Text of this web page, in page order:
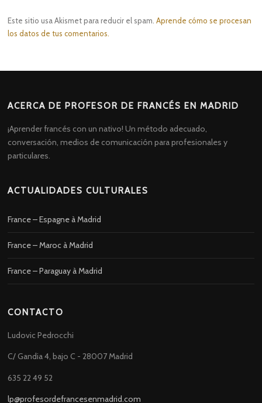
Este sitio usa Akismet para reducir el spam.Aprende cómo se procesan
los datos de tus comentarios.
ACERCA DE PROFESOR DE FRANCÉS EN MADRID
¡Aprender francés con un nativo! Un método adecuado,
conversación, medios de comunicación para profesionales y
particulares.
ACTUALIDADES CULTURALES
France – Espagne à Madrid
France – Maroc à Madrid
France – Paraguay à Madrid
CONTACTO
Ludovic Pedrocchi
C/ Gandia 4, bajo C - 28007 Madrid
635 22 49 52
lp@profesordefrancesenmadrid.com